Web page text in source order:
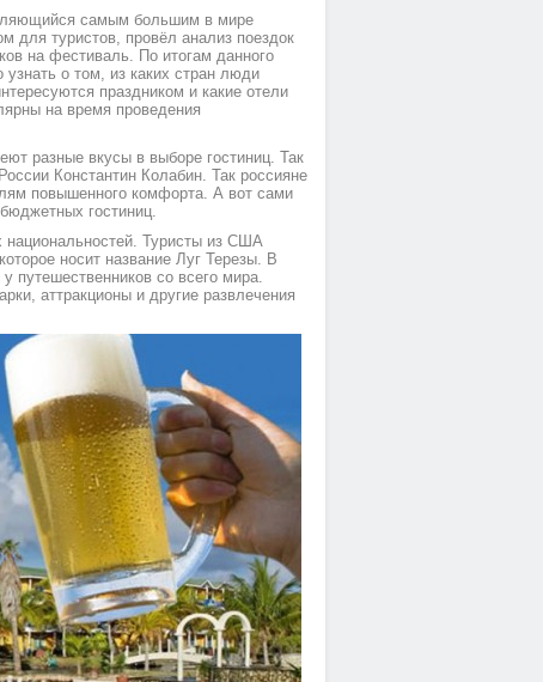
самым большим в мире
для туристов, провёл анализ поездок
на фестиваль. По итогам данного
о том, из каких стран люди
праздником и какие отели
на время проведения
разные вкусы в выборе гостиниц. Так
Константин Колабин. Так россияне
повышенного комфорта. А вот сами
гостиниц.
национальностей. Туристы из США
носит название Луг Терезы. В
путешественников со всего мира.
аттракционы и другие развлечения